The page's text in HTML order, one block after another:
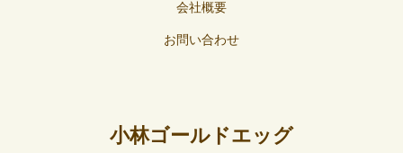
会社概要
お問い合わせ
小林ゴールドエッグ